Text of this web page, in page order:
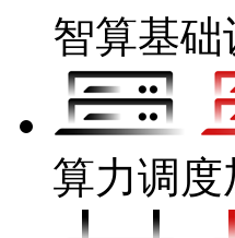
智算基础
算力调度